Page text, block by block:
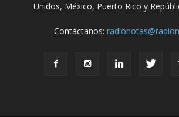
Unidos, México, Puerto Rico y
Contáctanos: